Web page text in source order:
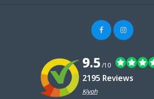
9.5/10
2195 Reviews
Kiyoh